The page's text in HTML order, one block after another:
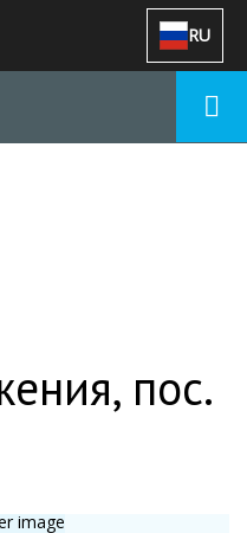
RU
пос.